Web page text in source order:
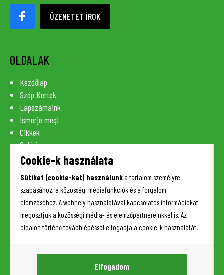
ÜZENETET ÍROK
OLDALAK
Kezdőlap
Szép Kertek
Lapszámaink
Ismerje meg!
Cikkek
Galéria
Szaknévsor
Kapcsolat
HASZNOS INFORMÁCIÓK
Impresszum
Sütik (cookie-k) kezelése
Cookie-k használata
Sütiket (cookie-kat) használunk a tartalom személyre
szabásához, a közösségi médiafunkciók és a forgalom
elemzéséhez. A webhely használatával kapcsolatos információkat
megosztjuk a közösségi média- és elemzőpartnereinkkel is. Az
oldalon történő továbblépéssel elfogadja a cookie-k használatát.
Elfogadom